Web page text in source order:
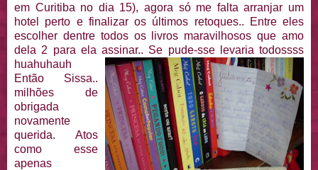
em Curitiba no dia 15), agora só me falta arranjar um
hotel perto e finalizar os últimos retoques.. Entre eles
escolher dentre todos os livros maravilhosos que amo
dela 2 para ela assinar.. Se pude-sse levaria todossss
huahuhauh
Então Sissa..
milhões de
obrigada
novamente
querida. Atos
como esse
apenas